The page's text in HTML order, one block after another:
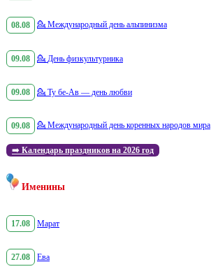
08.08 💁 Международный день альпинизма
09.08 💁 День физкультурника
09.08 💁 Ту бе-Ав — день любви
09.08 💁 Международный день коренных народов мира
➡️ Календарь праздников на 2026 год
Именины
17.08 Марат
27.08 Ева